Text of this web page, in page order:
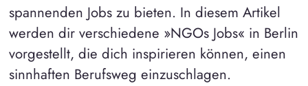
spannenden Jobs zu bieten. In diesem Artikel
werden dir verschiedene »NGOs Jobs« in Berlin
vorgestellt, die dich inspirieren können, einen
sinnhaften Berufsweg einzuschlagen.